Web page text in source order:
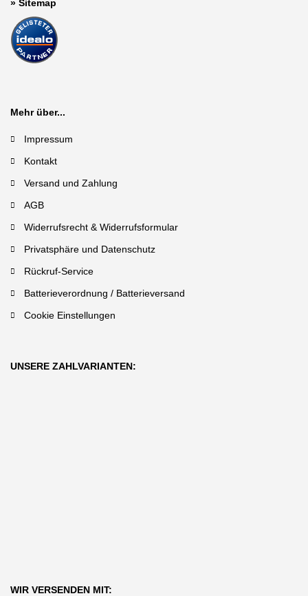
» Sitemap
Mehr über...
Impressum
Kontakt
Versand und Zahlung
AGB
Widerrufsrecht & Widerrufsformular
Privatsphäre und Datenschutz
Rückruf-Service
Batterieverordnung / Batterieversand
Cookie Einstellungen
UNSERE ZAHLVARIANTEN:
WIR VERSENDEN MIT: